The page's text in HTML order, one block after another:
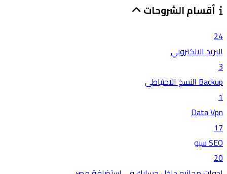
أقسام الشروحات
24
البريد الالكتروني
3
Backup النسخ الاحتياطي
1
Data Vpn
17
SEO سيو
20